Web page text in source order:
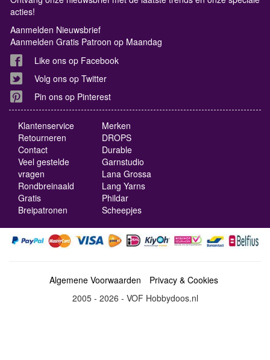
acties!
Aanmelden Nieuwsbrief
Aanmelden Gratis Patroon op Maandag
Like ons op Facebook
Volg ons op Twitter
Pin ons op Pinterest
Klantenservice
Retourneren
Contact
Veel gestelde
vragen
Rondbreinaald
Gratis
Breipatronen
Merken
DROPS
Durable
Garnstudio
Lana Grossa
Lang Yarns
Phildar
Scheepjes
Algemene Voorwaarden
Privacy & Cookies
2005 - 2026 - VOF Hobbydoos.nl